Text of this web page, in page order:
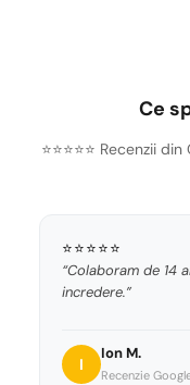
Ce
⭐⭐⭐⭐⭐ Recenzii
⭐⭐⭐⭐⭐
“Colaboram de 14
incredere.”
I
Ion M.
Recenzie